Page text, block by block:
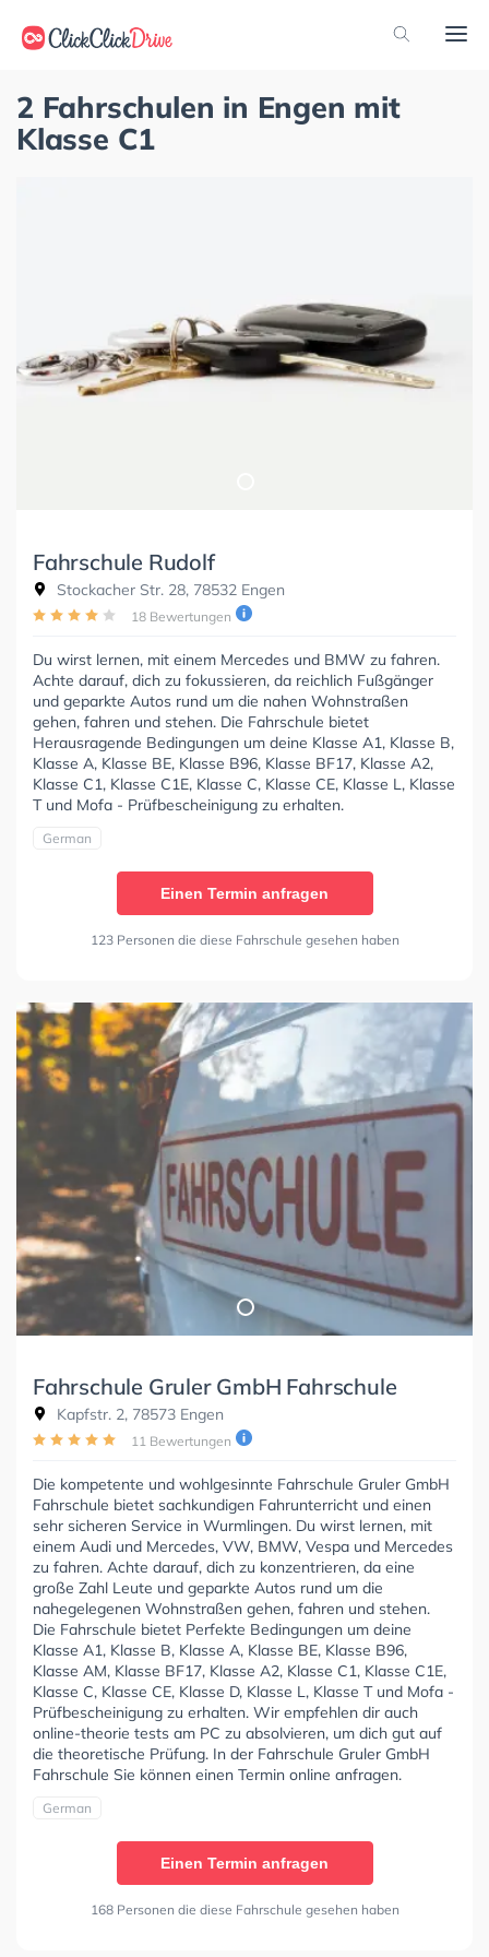
2 Fahrschulen in Engen mit
Klasse C1
Fahrschule Rudolf
Stockacher Str. 28, 78532 Engen
18 Bewertungen
Du wirst lernen, mit einem Mercedes und BMW zu fahren.
Achte darauf, dich zu fokussieren, da reichlich Fußgänger
und geparkte Autos rund um die nahen Wohnstraßen
gehen, fahren und stehen. Die Fahrschule bietet
Herausragende Bedingungen um deine Klasse A1, Klasse B,
Klasse A, Klasse BE, Klasse B96, Klasse BF17, Klasse A2,
Klasse C1, Klasse C1E, Klasse C, Klasse CE, Klasse L, Klasse
T und Mofa - Prüfbescheinigung zu erhalten.
German
Einen Termin anfragen
123 Personen die diese Fahrschule gesehen haben
Fahrschule Gruler GmbH Fahrschule
Kapfstr. 2, 78573 Engen
11 Bewertungen
Die kompetente und wohlgesinnte Fahrschule Gruler GmbH
Fahrschule bietet sachkundigen Fahrunterricht und einen
sehr sicheren Service in Wurmlingen. Du wirst lernen, mit
einem Audi und Mercedes, VW, BMW, Vespa und Mercedes
zu fahren. Achte darauf, dich zu konzentrieren, da eine
große Zahl Leute und geparkte Autos rund um die
nahegelegenen Wohnstraßen gehen, fahren und stehen.
Die Fahrschule bietet Perfekte Bedingungen um deine
Klasse A1, Klasse B, Klasse A, Klasse BE, Klasse B96,
Klasse AM, Klasse BF17, Klasse A2, Klasse C1, Klasse C1E,
Klasse C, Klasse CE, Klasse D, Klasse L, Klasse T und Mofa -
Prüfbescheinigung zu erhalten. Wir empfehlen dir auch
online-theorie tests am PC zu absolvieren, um dich gut auf
die theoretische Prüfung. In der Fahrschule Gruler GmbH
Fahrschule Sie können einen Termin online anfragen.
German
Einen Termin anfragen
168 Personen die diese Fahrschule gesehen haben